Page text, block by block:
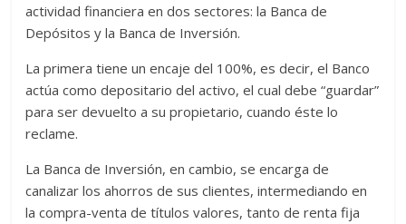
actividad financiera en dos sectores: la Banca de
Depósitos y la Banca de Inversión.
La primera tiene un encaje del 100%, es decir, el Banco
actúa como depositario del activo, el cual debe “guardar”
para ser devuelto a su propietario, cuando éste lo
reclame.
La Banca de Inversión, en cambio, se encarga de
canalizar los ahorros de sus clientes, intermediando en
la compra-venta de títulos valores, tanto de renta fija